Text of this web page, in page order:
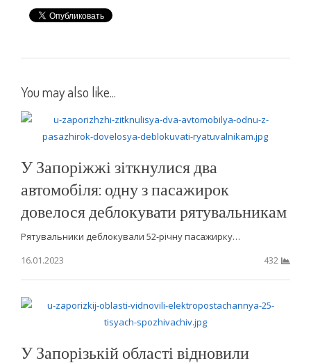
You may also like...
У Запоріжжі зіткнулися два
автомобіля: одну з пасажирок
довелося деблокувати рятувальникам
Рятувальники деблокували 52-річну пасажирку…
16.01.2023
432
У Запорізькій області відновили